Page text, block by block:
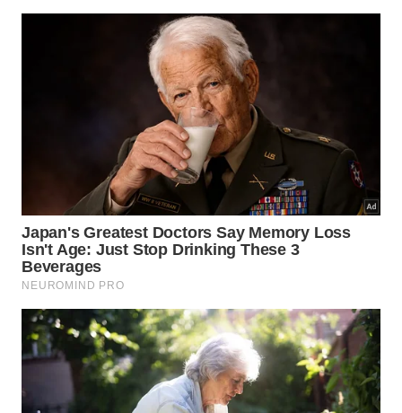
do carregador quanto do aparelho. As práticas mais
eficazes recomendadas por especialistas em
tecnologia incluem:
Utilizar sempre o carregador original do
fabricante ou modelos certificados com selo de
aprovação de órgãos reguladores
Substituir cabos USB que apresentem sinais de
desgaste, dobras acentuadas ou mau contato na
conexão
Evitar carregar o celular sobre camas, sofás ou
superfícies que bloqueiem a ventilação ao redor
do carregador
carregamento, especialmente com jogos e
streaming de vídeo
Remover a capinha protetora do celular durante o
carregamento para facilitar a dissipação de calor
do aparelho